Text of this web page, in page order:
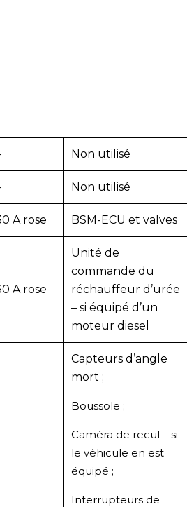
Non utilisé
Non utilisé
A rose BSM-ECU et valves
A rose
Unité de
commande du
réchauffeur d’urée
– si équipé d’un
moteur diesel
Capteurs d’angle
mort ;
Boussole ;
Caméra de recul – si
le véhicule en est
équipé ;
Interrupteurs de